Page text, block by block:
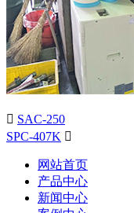
 SAC-250
SPC-407K 
网站首页
产品中心
新闻中心